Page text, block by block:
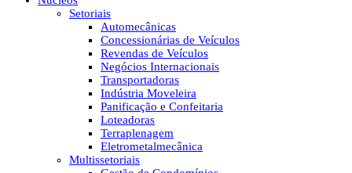
Setoriais
Automecânicas
Concessionárias de Veículos
Revendas de Veículos
Negócios Internacionais
Transportadoras
Indústria Moveleira
Panificação e Confeitaria
Loteadoras
Terraplenagem
Eletrometalmecânica
Multissetoriais